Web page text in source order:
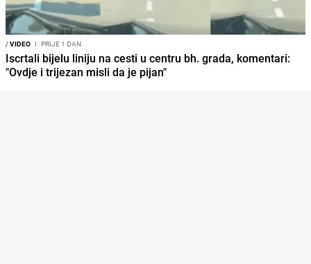
/VIDEO I PRIJE 1 DAN
Iscrtali bijelu liniju na cesti u centru bh. grada, komentari:
"Ovdje i trijezan misli da je pijan"